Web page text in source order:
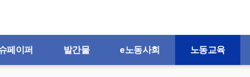
페이퍼 발간물 e노동사회 노동교육